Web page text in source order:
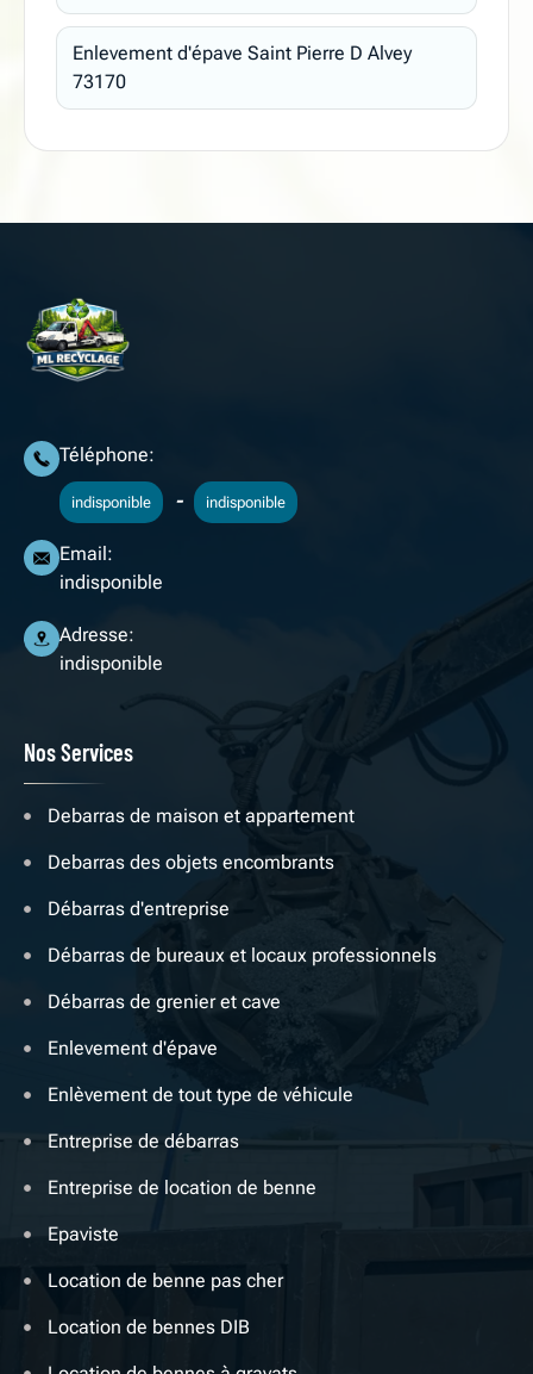
Enlevement d'épave Saint Pierre D Alvey
73170
Téléphone:
indisponible - indisponible
Email:
indisponible
Adresse:
indisponible
Nos Services
Debarras de maison et appartement
Debarras des objets encombrants
Débarras d'entreprise
Débarras de bureaux et locaux professionnels
Débarras de grenier et cave
Enlevement d'épave
Enlèvement de tout type de véhicule
Entreprise de débarras
Entreprise de location de benne
Epaviste
Location de benne pas cher
Location de bennes DIB